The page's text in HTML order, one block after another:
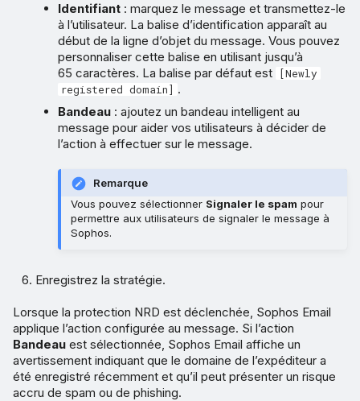
Identifiant : marquez le message et transmettez-le
à l’utilisateur. La balise d’identification apparaît au
début de la ligne d’objet du message. Vous pouvez
personnaliser cette balise en utilisant jusqu’à
65 caractères. La balise par défaut est
[Newly
registered domain] .
Bandeau : ajoutez un bandeau intelligent au
message pour aider vos utilisateurs à décider de
l’action à effectuer sur le message.
Remarque
Vous pouvez sélectionner Signaler le spam pour
permettre aux utilisateurs de signaler le message à
Sophos.
Enregistrez la stratégie.
Lorsque la protection NRD est déclenchée, Sophos Email
applique l’action configurée au message. Si l’action
Bandeau est sélectionnée, Sophos Email affiche un
avertissement indiquant que le domaine de l’expéditeur a
été enregistré récemment et qu’il peut présenter un risque
accru de spam ou de phishing.